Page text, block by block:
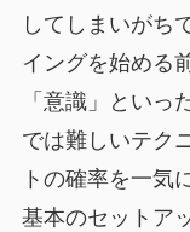
してしまいがち
イングを始める
「意識」といっ
では難しいテク
トの確率を一気
基本のセットア